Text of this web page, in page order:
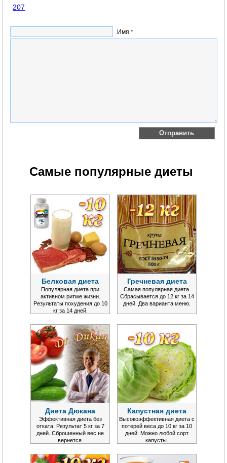
207
Имя *
Самые популярные диеты
Белковая диета
Популярная диета при
активном ритме жизни.
Результаты похудения до 10
кг за 14 дней.
Гречневая диета
Самая популярная диета.
Сбрасывается до 12 кг за 14
дней. Два варианта меню.
Диета Дюкана
Эффективная диета без
отката. Результат 5 кг за 7
дней. Сброшенный вес не
вернется.
Капустная диета
Высокоэффективная диета с
потерей веса до 10 кг за 10
дней. Можно любой сорт
капусты.